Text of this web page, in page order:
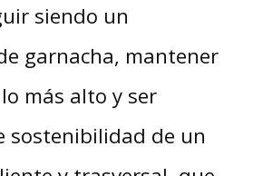
siendo un
garnacha, mantener
más alto y ser
sostenibilidad de un